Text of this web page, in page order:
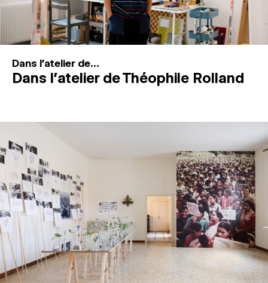
Connexion
Dans l'atelier de...
Dans l’atelier de Théophile Rolland